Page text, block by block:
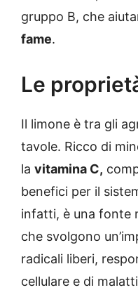
gruppo B, che
fame.
Le
Il limone è tra gli
tavole. Ricco di
la vitamina C,
benefici per il
infatti, è una fonte
che svolgono
radicali liberi,
cellulare e di